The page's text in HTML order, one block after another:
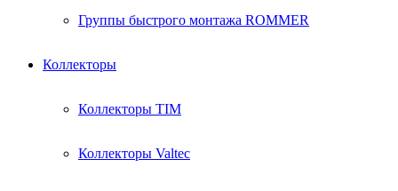
Группы быстрого монтажа ROMMER
Коллекторы
Коллекторы TIM
Коллекторы Valtec